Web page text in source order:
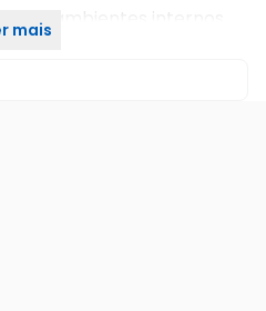
para ambientes internos
mais